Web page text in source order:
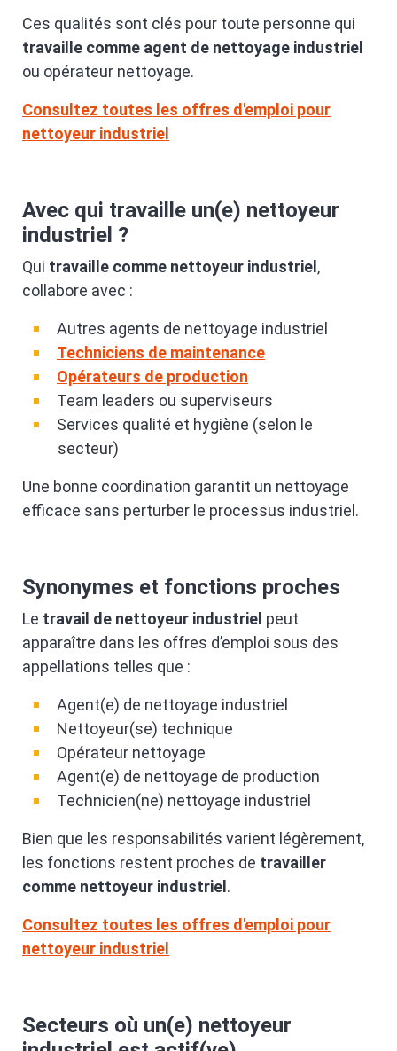
Ces qualités sont clés pour toute personne qui
travaille comme agent de nettoyage industriel
ou opérateur nettoyage.
Consultez toutes les offres d'emploi pour
nettoyeur industriel
Avec qui travaille un(e) nettoyeur
industriel ?
Qui travaille comme nettoyeur industriel ,
collabore avec :
Autres agents de nettoyage industriel
Techniciens de maintenance
Opérateurs de production
Team leaders ou superviseurs
Services qualité et hygiène (selon le
secteur)
Une bonne coordination garantit un nettoyage
efficace sans perturber le processus industriel.
Synonymes et fonctions proches
Le travail de nettoyeur industriel peut
apparaître dans les offres d’emploi sous des
appellations telles que :
Agent(e) de nettoyage industriel
Nettoyeur(se) technique
Opérateur nettoyage
Agent(e) de nettoyage de production
Technicien(ne) nettoyage industriel
Bien que les responsabilités varient légèrement,
les fonctions restent proches de travailler
comme nettoyeur industriel .
Consultez toutes les offres d'emploi pour
nettoyeur industriel
Secteurs où un(e) nettoyeur